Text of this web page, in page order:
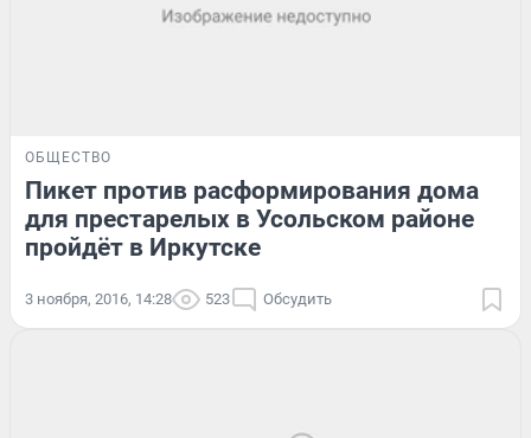
ОБЩЕСТВО
Пикет против расформирования дома
для престарелых в Усольском районе
пройдёт в Иркутске
3 ноября, 2016, 14:28 523 Обсудить